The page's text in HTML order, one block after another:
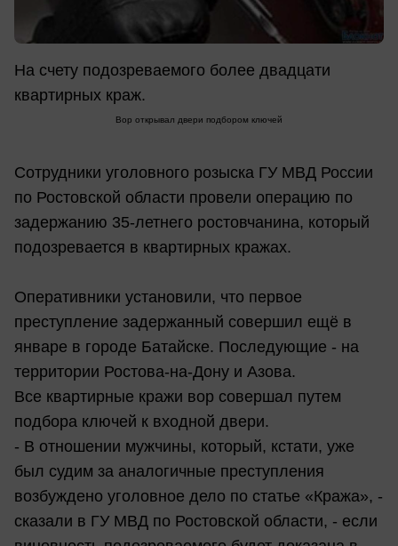
На счету подозреваемого более двадцати
квартирных краж.
Вор открывал двери подбором ключей
Сотрудники уголовного розыска ГУ МВД России
по Ростовской области провели операцию по
задержанию 35-летнего ростовчанина, который
подозревается в квартирных кражах.
Оперативники установили, что первое
преступление задержанный совершил ещё в
январе в городе Батайске. Последующие - на
территории Ростова-на-Дону и Азова.
Все квартирные кражи вор совершал путем
подбора ключей к входной двери.
- В отношении мужчины, который, кстати, уже
был судим за аналогичные преступления
возбуждено уголовное дело по статье «Кража», -
сказали в ГУ МВД по Ростовской области, - если